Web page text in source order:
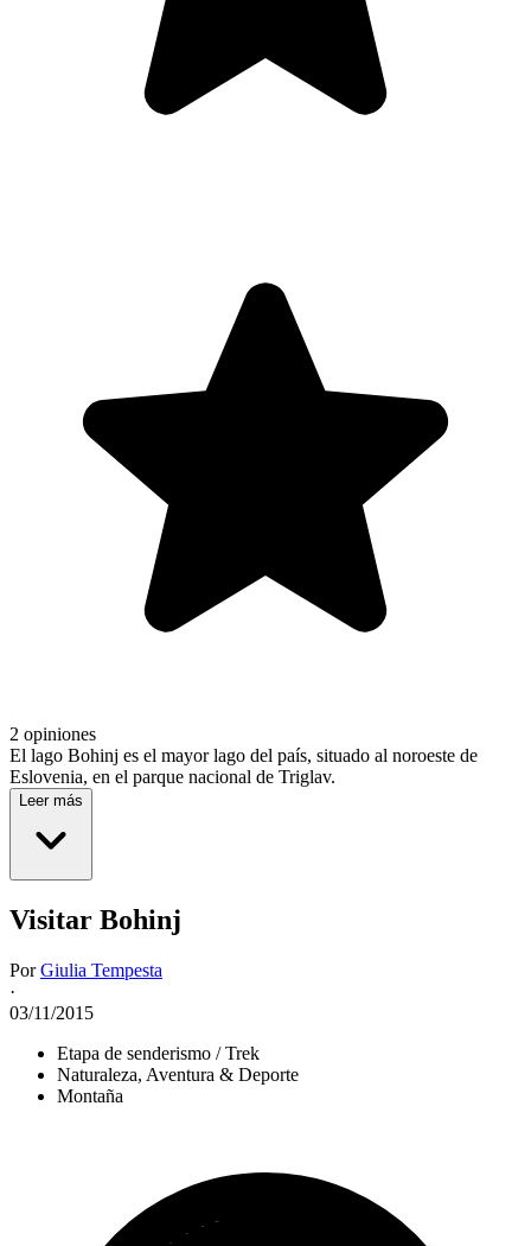
2 opiniones
El lago Bohinj es el mayor lago del país, situado al noroeste de
Eslovenia, en el parque nacional de Triglav.
Leer más
Visitar Bohinj
PorGiulia Tempesta
·
03/11/2015
Etapa de senderismo / Trek
Naturaleza, Aventura & Deporte
Montaña